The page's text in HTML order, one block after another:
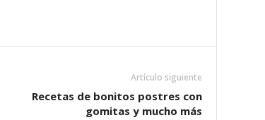
Artículo siguiente
Recetas de bonitos postres con
gomitas y mucho más